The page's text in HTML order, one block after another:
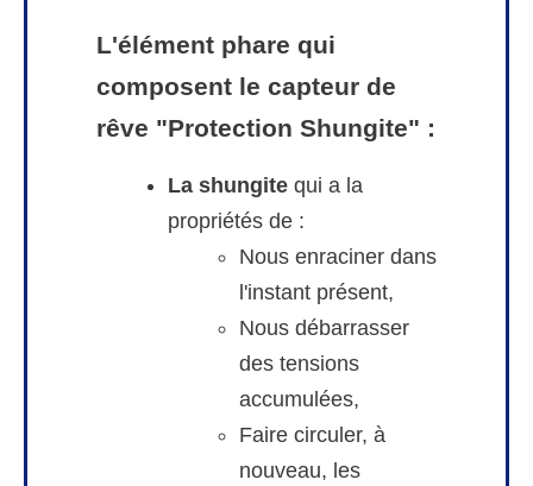
L'élément phare qui
composent le capteur de
rêve "Protection Shungite" :
La shungite qui a la
propriétés de :
Nous enraciner dans
l'instant présent,
Nous débarrasser
des tensions
accumulées,
Faire circuler, à
nouveau, les